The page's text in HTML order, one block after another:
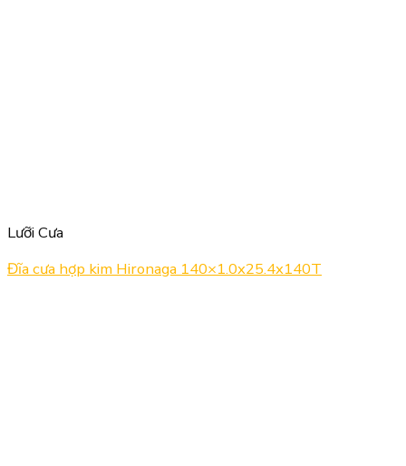
Lưỡi Cưa
Đĩa cưa hợp kim Hironaga 140×1.0x25.4x140T